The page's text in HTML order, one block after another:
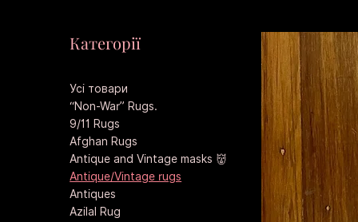
Категорії
Усі товари
“Non-War” Rugs.
9/11 Rugs
Afghan Rugs
Antique and Vintage masks 👹
Antique/Vintage rugs
Antiques
Azilal Rug